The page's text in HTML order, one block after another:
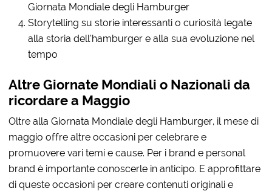
Giornata Mondiale degli Hamburger
Storytelling su storie interessanti o curiosità legate
alla storia dell’hamburger e alla sua evoluzione nel
tempo
Altre Giornate Mondiali o Nazionali da
ricordare a Maggio
Oltre alla Giornata Mondiale degli Hamburger, il mese di
maggio offre altre occasioni per celebrare e
promuovere vari temi e cause. Per i brand e personal
brand è importante conoscerle in anticipo. E approfittare
di queste occasioni per creare contenuti originali e